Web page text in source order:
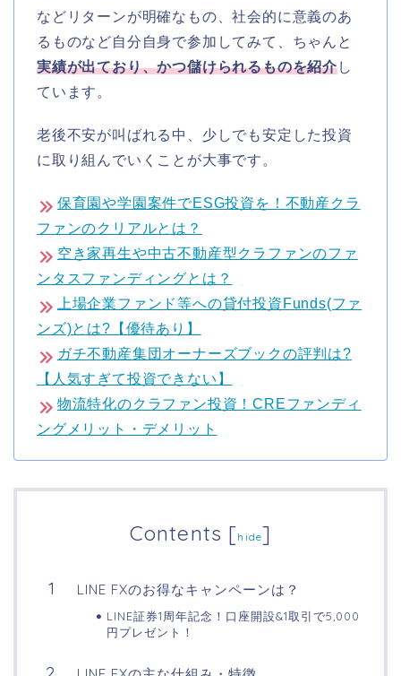
などリターンが明確なもの、社会的に意義のあ
るものなど自分自身で参加してみて、ちゃんと
実績が出ており、かつ儲けられるものを紹介し
ています。
老後不安が叫ばれる中、少しでも安定した投資
に取り組んでいくことが大事です。
保育園や学園案件でESG投資を！不動産クラ
ファンのクリアルとは？
空き家再生や中古不動産型クラファンのファ
ンタスファンディングとは？
上場企業ファンド等への貸付投資Funds(ファ
ンズ)とは?【優待あり】
ガチ不動産集団オーナーズブックの評判は?
【人気すぎて投資できない】
物流特化のクラファン投資！CREファンディ
ングメリット・デメリット
Contents [hide]
LINE FXのお得なキャンペーンは？
LINE証券1周年記念！口座開設&1取引で5,000
円プレゼント！